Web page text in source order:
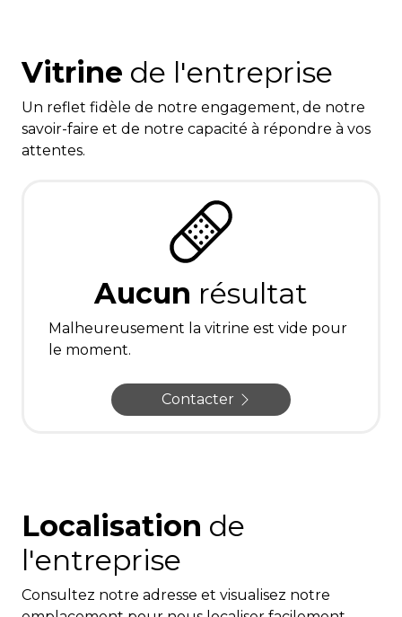
Vitrine de l'entreprise
Un reflet fidèle de notre engagement, de notre
savoir-faire et de notre capacité à répondre à vos
attentes.
Aucun résultat
Malheureusement la vitrine est vide pour
le moment.
Contacter
Localisation de
l'entreprise
Consultez notre adresse et visualisez notre